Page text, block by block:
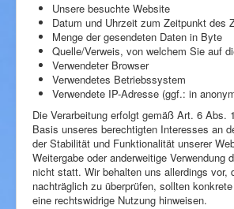
Unsere besuchte Website
Datum und Uhrzeit zum Zeitpunkt des
Menge der gesendeten Daten in Byte
Quelle/Verweis, von welchem Sie auf
Verwendeter Browser
Verwendetes Betriebssystem
Verwendete IP-Adresse (ggf.: in
Die Verarbeitung erfolgt gemäß Art. 6 Abs.
Basis unseres berechtigten Interesses an
der Stabilität und Funktionalität unserer
Weitergabe oder anderweitige Verwendung
nicht statt. Wir behalten uns allerdings vor,
nachträglich zu überprüfen, sollten
eine rechtswidrige Nutzung hinweisen.